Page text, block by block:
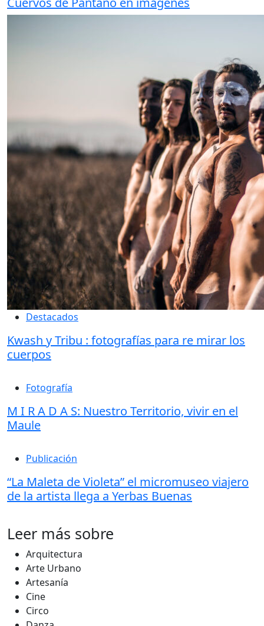
Destacados
Kwash y Tribu : fotografías para re mirar los
cuerpos
Fotografía
M I R A D A S: Nuestro Territorio, vivir en el
Maule
Publicación
“La Maleta de Violeta” el micromuseo viajero
de la artista llega a Yerbas Buenas
Leer más sobre
Arquitectura
Arte Urbano
Artesanía
Cine
Circo